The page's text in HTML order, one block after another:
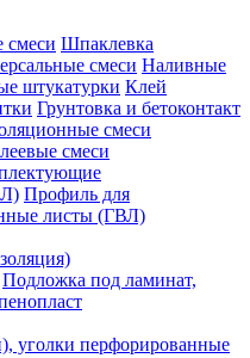
смеси Шпаклевка
смеси Наливные
штукатурки Клей
Грунтовка и бетоконтакт
смеси
смеси
Профиль для
листы (ГВЛ)
Подложка под ламинат,
уголки перфорированные